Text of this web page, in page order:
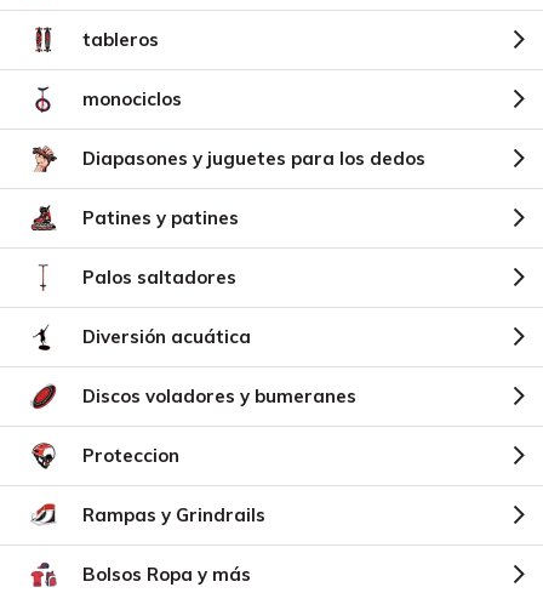
tableros
monociclos
Diapasones y juguetes para los dedos
Patines y patines
Palos saltadores
Diversión acuática
Discos voladores y bumeranes
Proteccion
Rampas y Grindrails
Bolsos Ropa y más